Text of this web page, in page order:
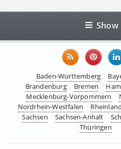
Show
Baden-Württemberg
Brandenburg
Bremen
Mecklenburg-Vorpommern
Nordrhein-Westfalen
Sachsen
Sachsen-Anhalt
Thüringen